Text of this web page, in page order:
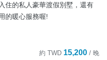
住的私人豪華渡假別墅，還有
的暖心服務喔!
約 TWD 15,200 / 晚